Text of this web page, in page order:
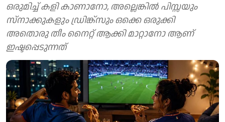
ഒരുമിച്ച് കളി കാണാനോ, അല്ലെങ്കില്‍ പിസ്സയും
സ്‌നാക്കുകളും ഡ്രിങ്ക്സും ഒക്കെ ഒരുക്കി
അതൊരു തീം നൈറ്റ് ആക്കി മാറ്റാനോ ആണ്
ഇഷ്ടപ്പെടുന്നത്